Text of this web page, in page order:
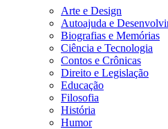
Arte e Design
Autoajuda e
Biografias e Memórias
Ciência e Tecnologia
Contos e Crônicas
Direito e Legislação
Educação
Filosofia
História
Humor